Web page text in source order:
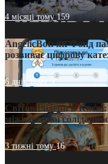
4 місяці тому159
AngelicBot: як Фонд
розвиває цифрову
6 днів тому9
Світові лідери в
міжнародної
3 тижні тому16